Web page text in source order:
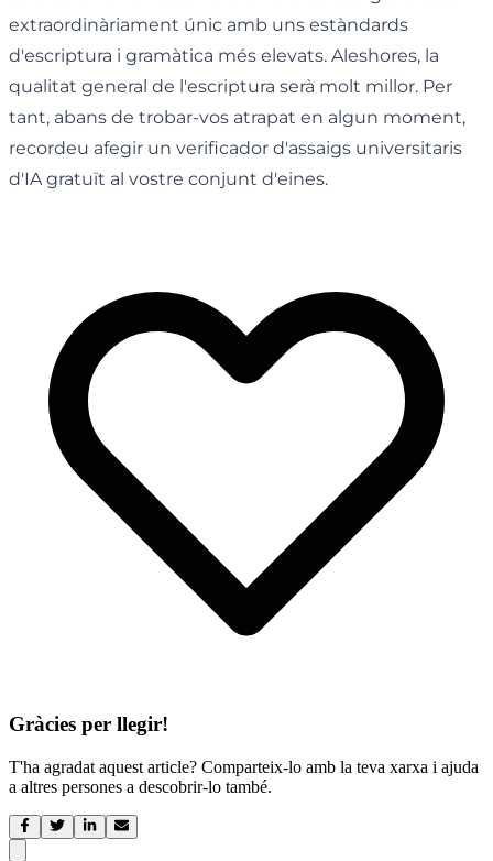
extraordinàriament únic amb uns estàndards
d'escriptura i gramàtica més elevats. Aleshores, la
qualitat general de l'escriptura serà molt millor. Per
tant, abans de trobar-vos atrapat en algun moment,
recordeu afegir un verificador d'assaigs universitaris
d'IA gratuït al vostre conjunt d'eines.
Gràcies per llegir!
T'ha agradat aquest article? Comparteix-lo amb la teva xarxa i ajuda
a altres persones a descobrir-lo també.